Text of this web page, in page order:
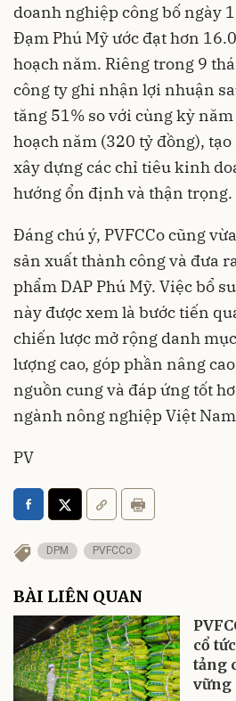
doanh nghiệp công bố ngày
Đạm Phú Mỹ ước đạt hơn
hoạch năm. Riêng trong 9
công ty ghi nhận lợi nhuận
tăng 51% so với cùng kỳ
hoạch năm (320 tỷ đồng),
xây dựng các chỉ tiêu kinh
hướng ổn định và thận trọng.
Đáng chú ý, PVFCCo cũng
sản xuất thành công và đưa
phẩm DAP Phú Mỹ. Việc bổ
này được xem là bước tiến
chiến lược mở rộng danh
lượng cao, góp phần nâng
nguồn cung và đáp ứng tốt
ngành nông nghiệp Việt
PV
DPM PVFCCo
BÀI LIÊN QUAN
cổ
tảng
vững